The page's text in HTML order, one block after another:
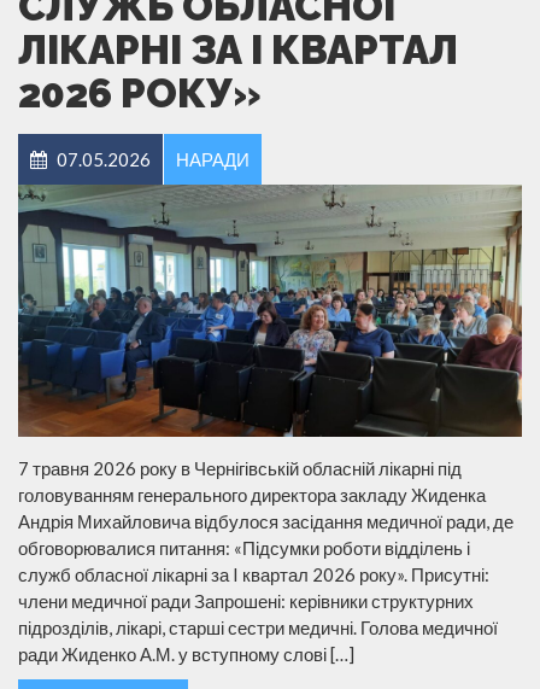
ЛІКАРНІ ЗА I КВАРТАЛ
2026 РОКУ»
07.05.2026 НАРАДИ
7 травня 2026 року в Чернігівській обласній лікарні під
головуванням генерального директора закладу Жиденка
Андрія Михайловича відбулося засідання медичної ради, де
обговорювалися питання: «Підсумки роботи відділень і
служб обласної лікарні за I квартал 2026 року». Присутні:
члени медичної ради Запрошені: керівники структурних
підрозділів, лікарі, старші сестри медичні. Голова медичної
ради Жиденко А.М. у вступному слові […]